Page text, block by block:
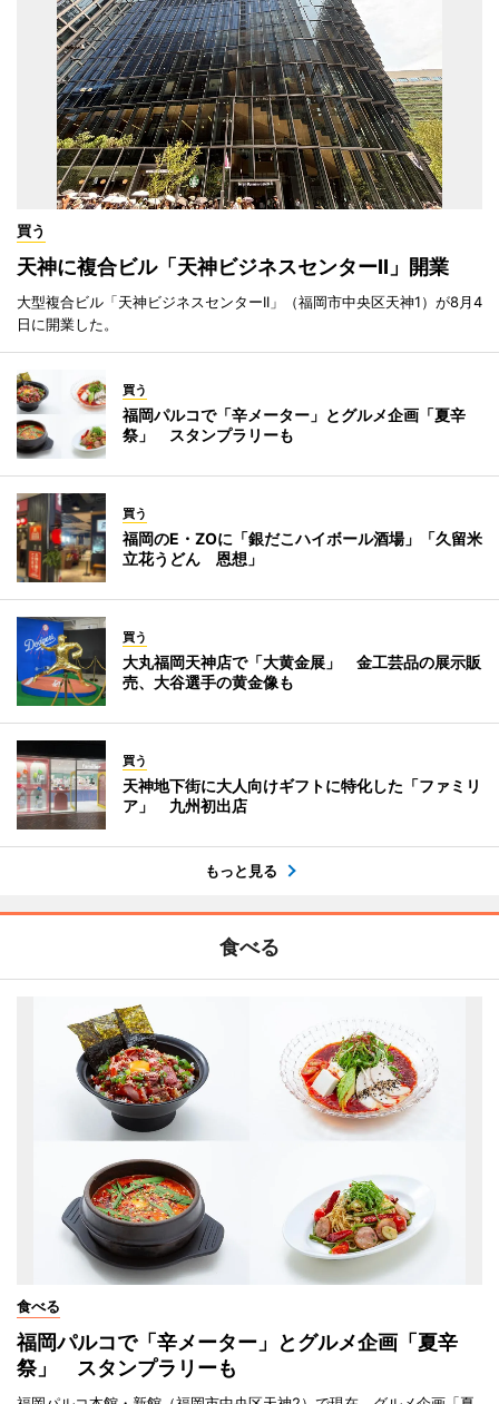
買う
天神に複合ビル「天神ビジネスセンターII」開業
大型複合ビル「天神ビジネスセンターII」（福岡市中央区天神1）が8月4
日に開業した。
買う
福岡パルコで「辛メーター」とグルメ企画「夏辛
祭」 スタンプラリーも
買う
福岡のE・ZOに「銀だこハイボール酒場」「久留米
立花うどん 恩想」
買う
大丸福岡天神店で「大黄金展」 金工芸品の展示販
売、大谷選手の黄金像も
買う
天神地下街に大人向けギフトに特化した「ファミリ
ア」 九州初出店
もっと見る
食べる
食べる
福岡パルコで「辛メーター」とグルメ企画「夏辛
祭」 スタンプラリーも